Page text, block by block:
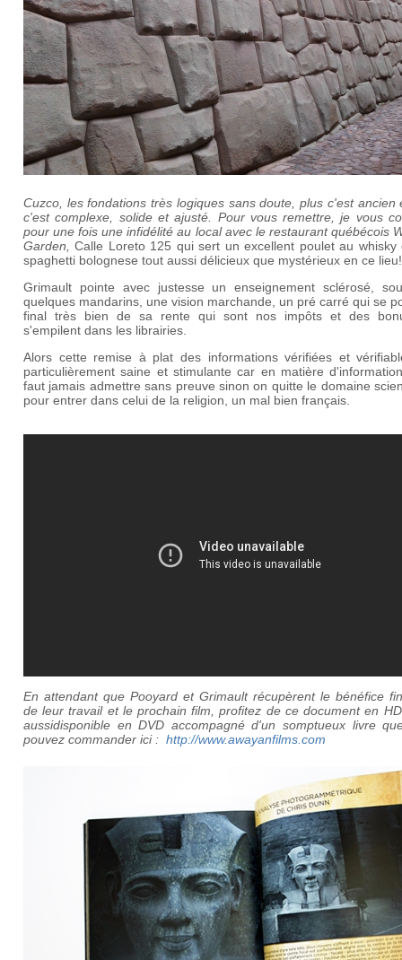
Cuzco, les fondations très logiques sans doute, plus c'est ancien
c'est complexe, solide et ajusté. Pour vous remettre, je vous
pour une fois une infidélité au local avec le restaurant québécois
Garden,
Calle Loreto 125 qui sert un excellent poulet au whisky
spaghetti bolognese tout aussi délicieux que mystérieux en ce lieu!
Grimault pointe avec justesse un enseignement sclérosé,
quelques mandarins, une vision marchande, un pré carré qui se
final très bien de sa rente qui sont nos impôts et des
s'empilent dans les librairies.
Alors cette remise à plat des informations vérifiées et
particulièrement saine et stimulante car en matière
faut jamais admettre sans preuve sinon on quitte le domaine
pour entrer dans celui de la religion, un mal bien français.
En attendant que Pooyard et Grimault récupèrent le bénéfice
de leur travail et le prochain film, profitez de ce document en
aussidisponible en DVD accompagné d'un somptueux livre
pouvez commander ici : http://www.awayanfilms.com